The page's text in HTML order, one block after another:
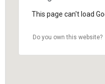
This page can't load
Do you own this website?